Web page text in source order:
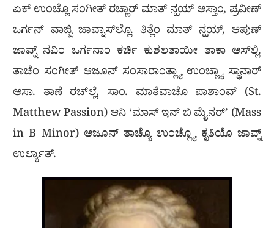
ಏಕ್ ಉಂಚ್ಲೊ ಸಂಗೀತ್ ರಚ್ಣಾರ್ ಮಾತ್ ನ್ಹಯ್ ಆಸ್ತಾಂ, ಪ್ರವೀಣ್
ಒರ್ಗನ್ ವಾಜ್ಪಿ ಜಾವ್ನಾಸ್‌ಲ್ಲೊ. ತಿತ್ಲೆಂ ಮಾತ್ ನ್ಹಯ್, ಆಪುಣ್
ಜಾವ್ನ್ ನವಿಂ ಒರ್ಗನಾಂ ಕರ್ಚಿ ಕುಶಲತಾಯೀ ತಾಕಾ ಆಸ್‌ಲ್ಲಿ.
ತಾಚೆಂ ಸಂಗೀತ್ ಆಜೂನ್ ಸಂಸಾರಾಂತ್ಲ್ಯಾ ಉಂಚ್ಲ್ಯಾ ಸ್ಥಾನಾರ್
ಆಸಾ. ತಾಣೆ ರಚ್‌ಲ್ಲೆ, ಸಾಂ. ಮಾತೆವಾಚೊ ಪಾಶಾಂವ್ (St.
Matthew Passion) ಆನಿ ‘ಮಾಸ್ ಇನ್ ಬಿ ಮೈನರ್’ (Mass
in B Minor) ಆಜೂನ್ ತಾಚ್ಯೊ ಉಂಚ್ಲ್ಯೊ ಕೃತಿಯೊ ಜಾವ್ನ್
ಉರ್ಲ್ಯಾತ್.